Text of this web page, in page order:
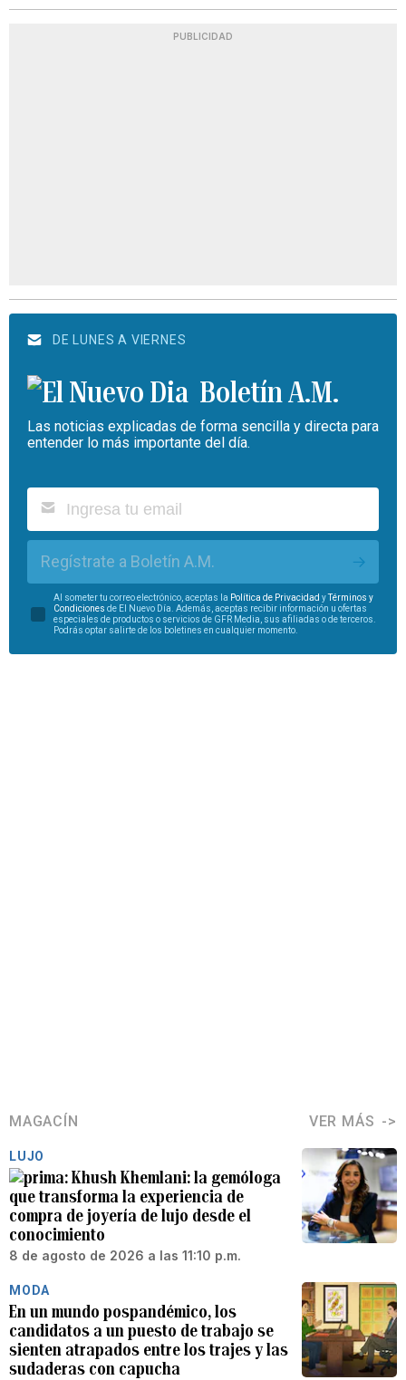
PUBLICIDAD
DE LUNES A VIERNES
Boletín A.M.
Las noticias explicadas de forma sencilla y directa para
entender lo más importante del día.
Regístrate a Boletín A.M.
Al someter tu correo electrónico, aceptas la Política de Privacidad yTérminos y
Condiciones de El Nuevo Día. Además, aceptas recibir información u ofertas
especiales de productos o servicios de GFR Media, sus afiliadas o de terceros.
Podrás optar salirte de los boletines en cualquier momento.
MAGACÍN VER MÁS
LUJO
Khush Khemlani: la gemóloga
que transforma la experiencia de
compra de joyería de lujo desde el
conocimiento
8 de agosto de 2026 a las 11:10 p.m.
MODA
En un mundo pospandémico, los
candidatos a un puesto de trabajo se
sienten atrapados entre los trajes y las
sudaderas con capucha